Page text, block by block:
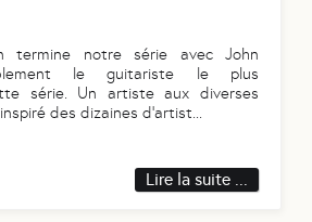
termine notre série avec John
le guitariste le plus
série. Un artiste aux diverses
des dizaines d’artist
Lire la suite ...